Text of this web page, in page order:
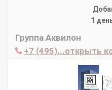
1
Группа Аквилон
+7 (495)...открыть